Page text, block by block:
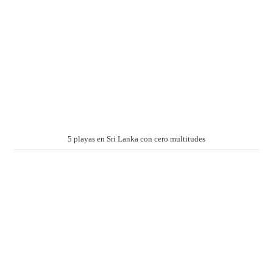
5 playas en Sri Lanka con cero multitudes